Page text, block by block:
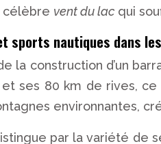
célèbre vent du lac qui
sports nautiques dans
la construction d’un
ses 80 km de rives,
environnantes,
par la variété de